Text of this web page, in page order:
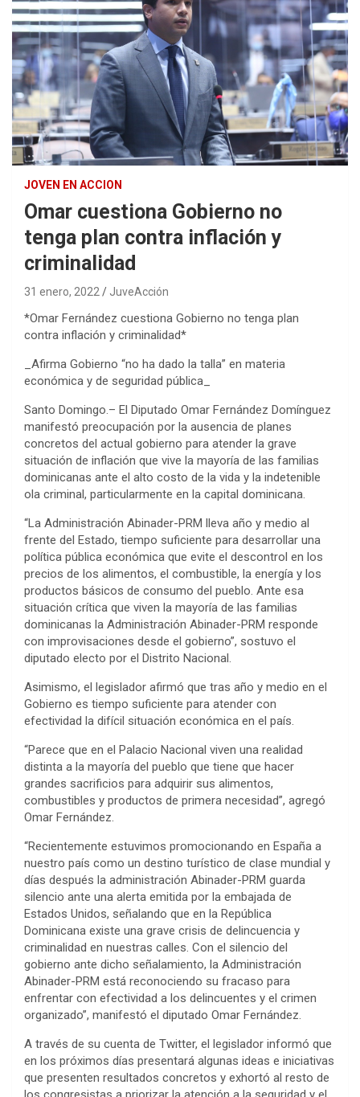
JOVEN EN ACCION
Omar cuestiona Gobierno no
tenga plan contra inflación y
criminalidad
31 enero, 2022 JuveAcción
*Omar Fernández cuestiona Gobierno no tenga plan
contra inflación y criminalidad*
_Afirma Gobierno “no ha dado la talla” en materia
económica y de seguridad pública_
Santo Domingo.– El Diputado Omar Fernández Domínguez
manifestó preocupación por la ausencia de planes
concretos del actual gobierno para atender la grave
situación de inflación que vive la mayoría de las familias
dominicanas ante el alto costo de la vida y la indetenible
ola criminal, particularmente en la capital dominicana.
“La Administración Abinader-PRM lleva año y medio al
frente del Estado, tiempo suficiente para desarrollar una
política pública económica que evite el descontrol en los
precios de los alimentos, el combustible, la energía y los
productos básicos de consumo del pueblo. Ante esa
situación crítica que viven la mayoría de las familias
dominicanas la Administración Abinader-PRM responde
con improvisaciones desde el gobierno”, sostuvo el
diputado electo por el Distrito Nacional.
Asimismo, el legislador afirmó que tras año y medio en el
Gobierno es tiempo suficiente para atender con
efectividad la difícil situación económica en el país.
“Parece que en el Palacio Nacional viven una realidad
distinta a la mayoría del pueblo que tiene que hacer
grandes sacrificios para adquirir sus alimentos,
combustibles y productos de primera necesidad”, agregó
Omar Fernández.
“Recientemente estuvimos promocionando en España a
nuestro país como un destino turístico de clase mundial y
días después la administración Abinader-PRM guarda
silencio ante una alerta emitida por la embajada de
Estados Unidos, señalando que en la República
Dominicana existe una grave crisis de delincuencia y
criminalidad en nuestras calles. Con el silencio del
gobierno ante dicho señalamiento, la Administración
Abinader-PRM está reconociendo su fracaso para
enfrentar con efectividad a los delincuentes y el crimen
organizado”, manifestó el diputado Omar Fernández.
A través de su cuenta de Twitter, el legislador informó que
en los próximos días presentará algunas ideas e iniciativas
que presenten resultados concretos y exhortó al resto de